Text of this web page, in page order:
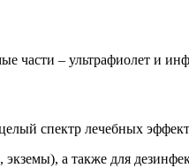
части – ультрафиолет и
спектр лечебных
а также для